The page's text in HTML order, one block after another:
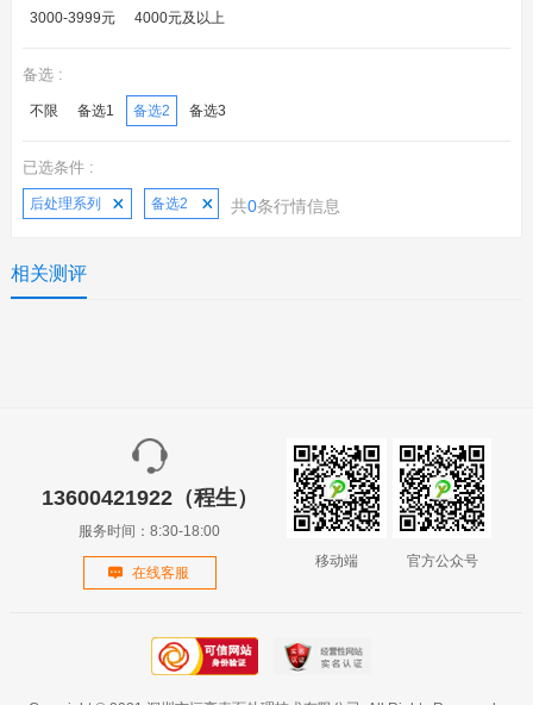
3000-3999元
4000元及以上
备选 :
不限 备选1 备选2 备选3
已选条件 :
后处理系列 备选2 共0条行情信息
相关测评
13600421922（程生）
服务时间：8:30-18:00
在线客服
移动端 官方公众号